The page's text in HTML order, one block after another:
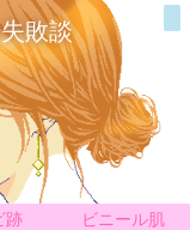
敗談
跡
ビニール肌